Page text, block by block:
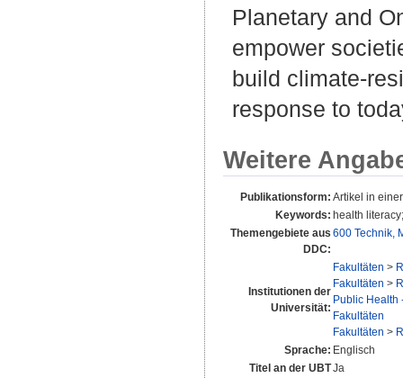
Planetary and
empower
build climate-
response to
Weitere
Publikationsform: Artikel in
Keywords: health
Themengebiete aus
DDC:
600 Technik,
Institutionen der
Universität:
Fakultäten >
Fakultäten >
Public Health
Fakultäten
Fakultäten >
Sprache: Englisch
Titel an der UBTJa